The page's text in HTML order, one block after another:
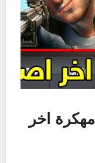
تنزيل لعبة sniper 3d مهكرة اخر